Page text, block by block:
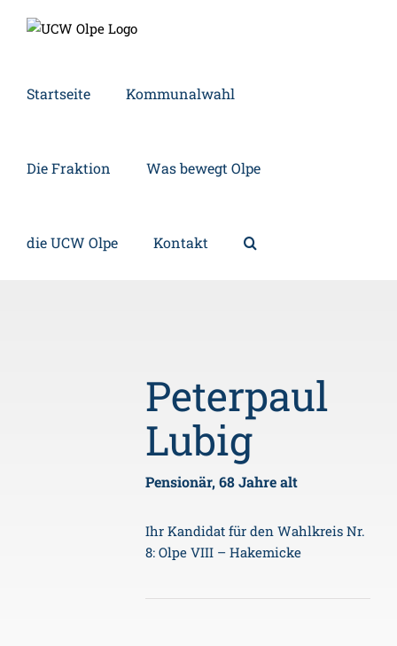
Inhalt
Startseite Kommunalwahl
Die Fraktion Was bewegt Olpe
die UCW Olpe Kontakt
Peterpaul
Lubig
Pensionär, 68 Jahre alt
Ihr Kandidat für den Wahlkreis Nr.
8: Olpe VIII – Hakemicke